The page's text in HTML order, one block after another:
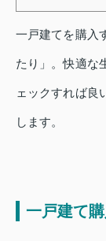
一戸建てを購入
たり」。快適な
ェックすれば良
します。
一戸建て